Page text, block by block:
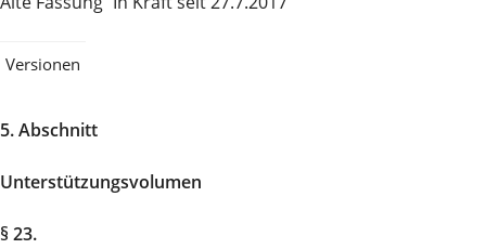
Versionen
5. Abschnitt
Unterstützungsvolumen
§ 23.